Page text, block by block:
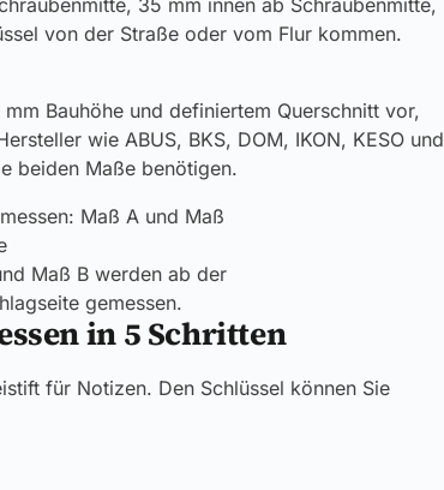
35 mm innen ab Schraubenmitte,
von der Straße oder vom Flur kommen.
Bauhöhe und definiertem Querschnitt vor,
wie ABUS, BKS, DOM, IKON, KESO und
beiden Maße benötigen.
Maß B werden ab der
gemessen.
in 5 Schritten
für Notizen. Den Schlüssel können Sie